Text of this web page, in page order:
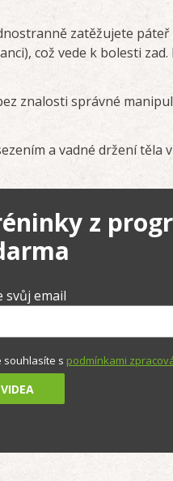
zatěžujete páteř
což vede k bolesti
znalosti správné
a vadné držení těla
z
svůj email
souhlasíte s podmínkami